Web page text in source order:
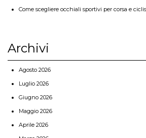
Come scegliere occhiali sportivi per corsa e
Archivi
Agosto 2026
Luglio 2026
Giugno 2026
Maggio 2026
Aprile 2026